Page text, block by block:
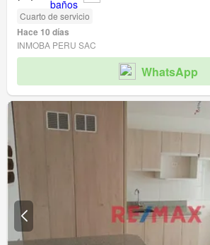
Cuarto de servicio
Hace 10 días
INMOBA PERU SAC
WhatsApp